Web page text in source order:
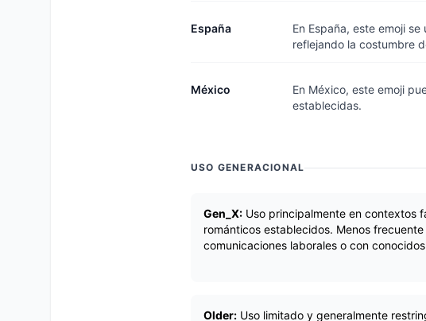
España
En España, este emoji
reflejando la costumbre
México
En México, este emoji
establecidas.
USO GENERACIONAL
Gen_X: Uso principalmente en contextos
románticos establecidos. Menos frecuente
comunicaciones laborales o con
Older: Uso limitado y generalmente